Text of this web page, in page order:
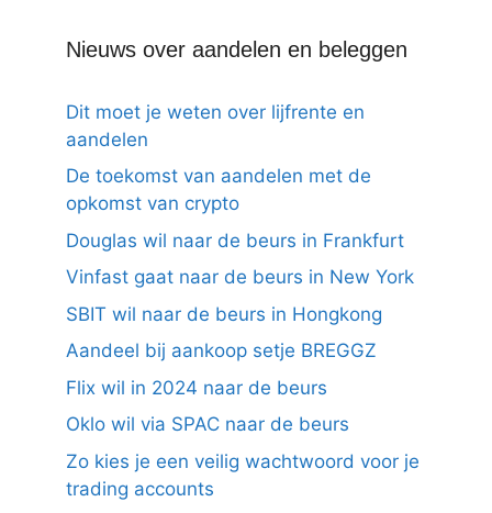
Nieuws over aandelen en beleggen
Dit moet je weten over lijfrente en
aandelen
De toekomst van aandelen met de
opkomst van crypto
Douglas wil naar de beurs in Frankfurt
Vinfast gaat naar de beurs in New York
SBIT wil naar de beurs in Hongkong
Aandeel bij aankoop setje BREGGZ
Flix wil in 2024 naar de beurs
Oklo wil via SPAC naar de beurs
Zo kies je een veilig wachtwoord voor je
trading accounts